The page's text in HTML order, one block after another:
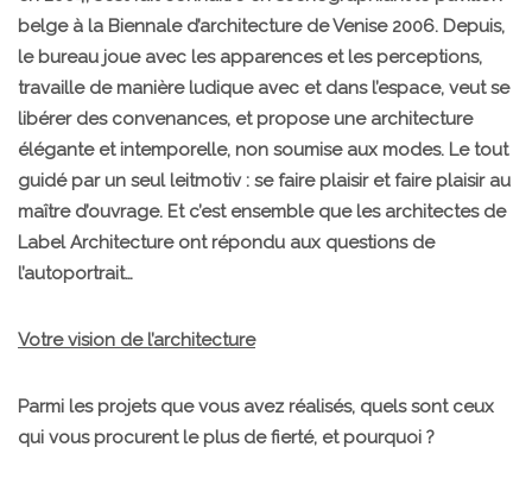
belge à la Biennale d’architecture de Venise 2006. Depuis,
le bureau joue avec les apparences et les perceptions,
travaille de manière ludique avec et dans l’espace, veut se
libérer des convenances, et propose une architecture
élégante et intemporelle, non soumise aux modes. Le tout
guidé par un seul leitmotiv : se faire plaisir et faire plaisir au
maître d’ouvrage. Et c’est ensemble que les architectes de
Label Architecture ont répondu aux questions de
l’autoportrait…
Votre vision de l’architecture
Parmi les projets que vous avez réalisés, quels sont ceux
qui vous procurent le plus de fierté, et pourquoi ?